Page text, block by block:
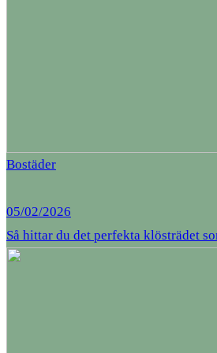
Bostäder
05/02/2026
Så hittar du det perfekta klösträdet